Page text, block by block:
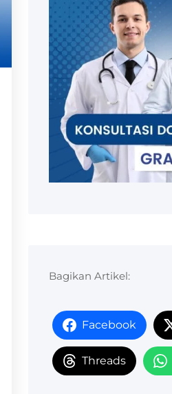
Bagikan Artikel:
Facebook
Threads